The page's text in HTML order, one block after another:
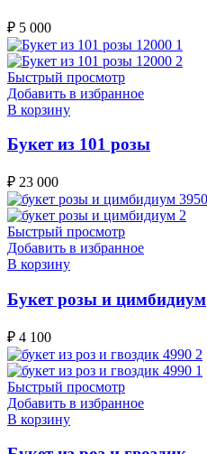
₽ 5 000
Быстрый просмотр
Добавить в избранное
В корзину
Букет из 101 розы
₽ 23 000
Быстрый просмотр
Добавить в избранное
В корзину
Букет розы и цимбидиум
₽ 4 100
Быстрый просмотр
Добавить в избранное
В корзину